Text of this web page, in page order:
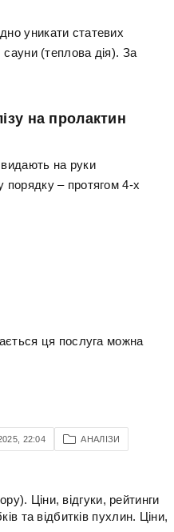
уникати статевих
сауни (теплова дія). За
на пролактин
видають на руки
порядку – протягом 4-х
ця послуга можна
22:04 АНАЛІЗИ
Ціни, відгуки, рейтинги
та відбитків пухлин. Ціни,